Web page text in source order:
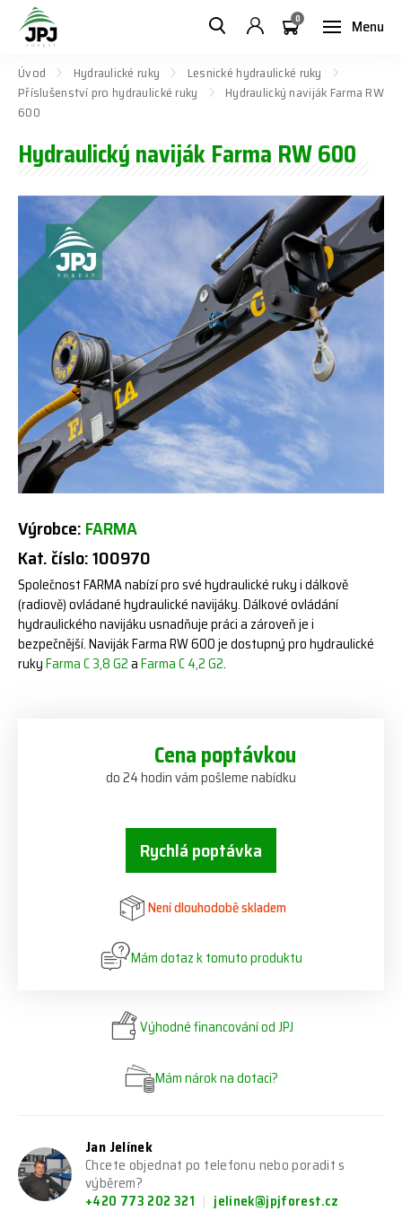
Menu
0
Úvod Hydraulické ruky
Lesnické hydraulické ruky
Příslušenství pro hydraulické ruky
Hydraulický naviják Farma RW
600
Hydraulický naviják Farma RW 600
Výrobce:FARMA
Kat. číslo: 100970
Společnost FARMA nabízí pro své hydraulické ruky i dálkově
(radiově) ovládané hydraulické navijáky. Dálkové ovládání
hydraulického navijáku usnadňuje práci a zároveň je i
bezpečnější. Naviják Farma RW 600 je dostupný pro hydraulické
rukyFarma C 3,8 G2aFarma C 4,2 G2.
Cena poptávkou
do 24 hodin vám pošleme nabídku
Rychlá poptávka
Není dlouhodobě skladem
Mám dotaz k tomuto produktu
Výhodné financování od JPJ
Mám nárok na dotaci?
Jan Jelínek
Chcete objednat po telefonu nebo poradit s
výběrem?
+420 773 202 321
jelinek@jpjforest.cz